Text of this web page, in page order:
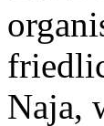
Naja,